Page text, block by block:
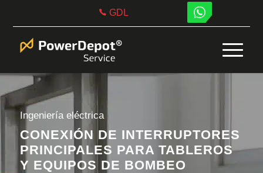
GDL
Ingeniería eléctrica
CONEXIÓN DE INTERRUPTORES
PRINCIPALES PARA TABLEROS
Y EQUIPOS DE BOMBEO